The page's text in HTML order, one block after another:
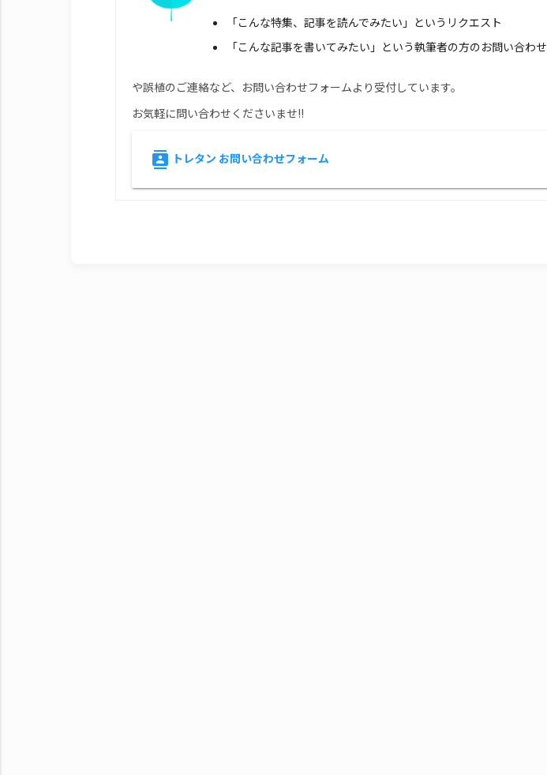
「こんな特集、記事を読んでみたい」というリクエスト
「こんな記事を書いてみたい」という執筆者の方のお問い合わせ
や誤植のご連絡など、お問い合わせフォームより受付しています。
お気軽に問い合わせくださいませ!!
contacts トレタン お問い合わせフォーム